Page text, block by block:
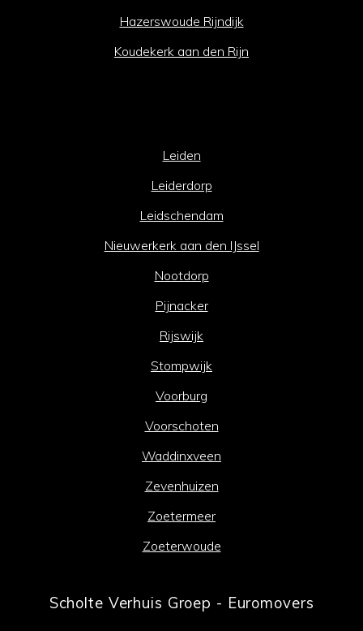
Hazerswoude Rijndijk
Koudekerk aan den Rijn
Leiden
Leiderdorp
Leidschendam
Nieuwerkerk aan den IJssel
Nootdorp
Pijnacker
Rijswijk
Stompwijk
Voorburg
Voorschoten
Waddinxveen
Zevenhuizen
Zoetermeer
Zoeterwoude
Scholte Verhuis Groep - Euromovers